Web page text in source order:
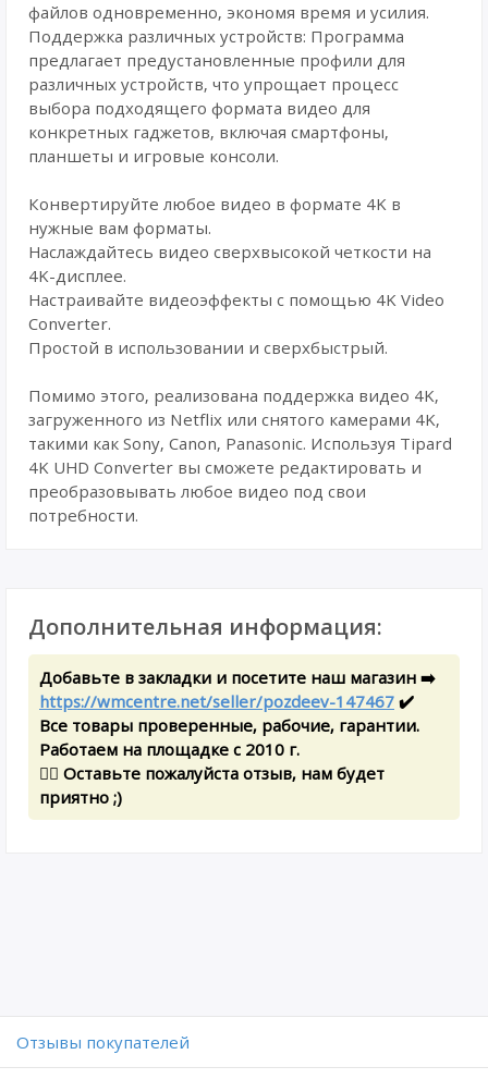
файлов одновременно, экономя время и усилия.
Поддержка различных устройств: Программа
предлагает предустановленные профили для
различных устройств, что упрощает процесс
выбора подходящего формата видео для
конкретных гаджетов, включая смартфоны,
планшеты и игровые консоли.
Конвертируйте любое видео в формате 4K в
нужные вам форматы.
Наслаждайтесь видео сверхвысокой четкости на
4K-дисплее.
Настраивайте видеоэффекты с помощью 4K Video
Converter.
Простой в использовании и сверхбыстрый.
Помимо этого, реализована поддержка видео 4K,
загруженного из Netflix или снятого камерами 4K,
такими как Sony, Canon, Panasonic. Используя Tipard
4K UHD Converter вы сможете редактировать и
преобразовывать любое видео под свои
потребности.
Дополнительная информация:
Добавьте в закладки и посетите наш магазин ➡️
https://wmcentre.net/seller/pozdeev-147467 ✔️
Все товары проверенные, рабочие, гарантии.
Работаем на площадке с 2010 г.
✍🏻 Оставьте пожалуйста отзыв, нам будет
приятно ;)
Отзывы покупателей